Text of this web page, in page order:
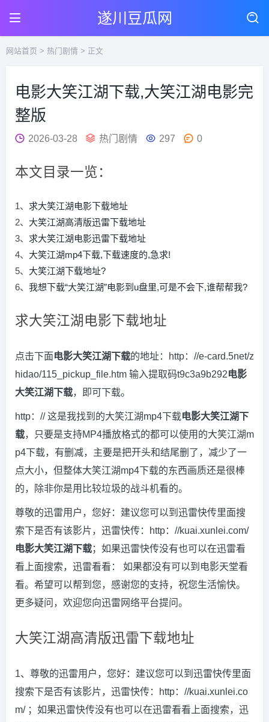
遂川豆瓜网
网站首页 > 热门剧情 > 正文
电影大笑江湖下载,大笑江湖电影完
整版
2026-03-28 热门剧情 297 0
本文目录一览：
1、 求大笑江湖电影下载地址
2、 大笑江湖高清版迅雷下载地址
3、 求大笑江湖电影迅雷下载地址
4、 大笑江湖mp4下载,下载速度的,急求!
5、 大笑江湖下载地址?
6、 我想下载“大笑江湖”电影到u盘里,可是不会下,谁帮帮我?
求大笑江湖电影下载地址
点击下面电影大笑江湖下载的地址：http：//e-card.5net/z
hidao/115_pickup_file.htm 输入提取码t9c3a9b292电影
大笑江湖下载，即可下载。
http：// 这是我找到的大笑江湖mp4下载电影大笑江湖下
载，只要是支持MP4播放格式的都可以使用的大笑江湖m
p4下载，有删减，主要是把开头和结尾删了，减少了一
点大小，但整体大笑江湖mp4下载的东西画质还是很棒
的，除非你是用比较垃圾的战斗机看的。
尊敬的迅雷用户，您好：建议您可以到迅雷快传里面搜
索下是否有该影片，迅雷快传：http：//kuai.xunlei.com/
电影大笑江湖下载；如果迅雷快传没有也可以在迅雷看
看上面搜索，迅雷看看： 如果都没有可以到电影天堂看
看。希望可以帮到您，感谢您的支持，祝您生活愉快。
更多疑问，欢迎您向迅雷网络平台提问。
大笑江湖高清版迅雷下载地址
1、尊敬的迅雷用户，您好：建议您可以到迅雷快传里面
搜索下是否有该影片，迅雷快传：http：//kuai.xunlei.co
m/ ；如果迅雷快传没有也可以在迅雷看看上面搜索，迅